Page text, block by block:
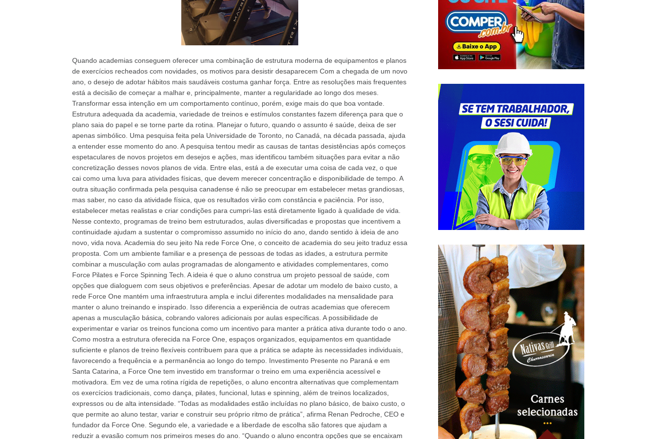
Quando academias conseguem oferecer uma combinação de estrutura moderna de equipamentos e planos
de exercícios recheados com novidades, os motivos para desistir desaparecem Com a chegada de um novo
ano, o desejo de adotar hábitos mais saudáveis costuma ganhar força. Entre as resoluções mais frequentes
está a decisão de começar a malhar e, principalmente, manter a regularidade ao longo dos meses.
Transformar essa intenção em um comportamento contínuo, porém, exige mais do que boa vontade.
Estrutura adequada da academia, variedade de treinos e estímulos constantes fazem diferença para que o
plano saia do papel e se torne parte da rotina. Planejar o futuro, quando o assunto é saúde, deixa de ser
apenas simbólico. Uma pesquisa feita pela Universidade de Toronto, no Canadá, na década passada, ajuda
a entender esse momento do ano. A pesquisa tentou medir as causas de tantas desistências após começos
espetaculares de novos projetos em desejos e ações, mas identificou também situações para evitar a não
concretização desses novos planos de vida. Entre elas, está a de executar uma coisa de cada vez, o que
cai como uma luva para atividades físicas, que devem merecer concentração e disponibilidade de tempo. A
outra situação confirmada pela pesquisa canadense é não se preocupar em estabelecer metas grandiosas,
mas saber, no caso da atividade física, que os resultados virão com constância e paciência. Por isso,
estabelecer metas realistas e criar condições para cumpri-las está diretamente ligado à qualidade de vida.
Nesse contexto, programas de treino bem estruturados, aulas diversificadas e propostas que incentivem a
continuidade ajudam a sustentar o compromisso assumido no início do ano, dando sentido à ideia de ano
novo, vida nova. Academia do seu jeito Na rede Force One, o conceito de academia do seu jeito traduz essa
proposta. Com um ambiente familiar e a presença de pessoas de todas as idades, a estrutura permite
combinar a musculação com aulas programadas de alongamento e atividades complementares, como
Force Pilates e Force Spinning Tech. A ideia é que o aluno construa um projeto pessoal de saúde, com
opções que dialoguem com seus objetivos e preferências. Apesar de adotar um modelo de baixo custo, a
rede Force One mantém uma infraestrutura ampla e inclui diferentes modalidades na mensalidade para
manter o aluno treinando e inspirado. Isso diferencia a experiência de outras academias que oferecem
apenas a musculação básica, cobrando valores adicionais por aulas específicas. A possibilidade de
experimentar e variar os treinos funciona como um incentivo para manter a prática ativa durante todo o ano.
Como mostra a estrutura oferecida na Force One, espaços organizados, equipamentos em quantidade
suficiente e planos de treino flexíveis contribuem para que a prática se adapte às necessidades individuais,
favorecendo a frequência e a permanência ao longo do tempo. Investimento Presente no Paraná e em
Santa Catarina, a Force One tem investido em transformar o treino em uma experiência acessível e
motivadora. Em vez de uma rotina rígida de repetições, o aluno encontra alternativas que complementam
os exercícios tradicionais, como dança, pilates, funcional, lutas e spinning, além de treinos localizados,
expressos ou de alta intensidade. “Todas as modalidades estão incluídas no plano básico, de baixo custo, o
que permite ao aluno testar, variar e construir seu próprio ritmo de prática”, afirma Renan Pedroche, CEO e
fundador da Force One. Segundo ele, a variedade e a liberdade de escolha são fatores que ajudam a
reduzir a evasão comum nos primeiros meses do ano. “Quando o aluno encontra opções que se encaixam